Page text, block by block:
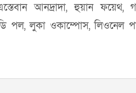
আনদ্রাদা, হুয়ান ফয়েথ,
পল, লুকা ওকাম্পোস, লিওনেল